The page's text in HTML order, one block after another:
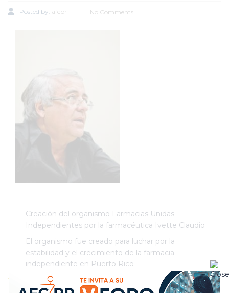
Posted by: afcpr No Comments
Creación del organismo Farmacias Unidas
Independientes por la farmacéutica Ivette Claudio
El organismo fue creado para luchar por la
estabilidad y el crecimiento de la farmacia
independiente en Puerto Rico